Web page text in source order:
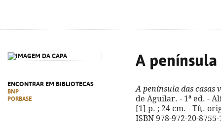
ENCONTRAR EM BIBLIOTECAS
BNP
PORBASE
A península
A península das casas
de Aguilar. - 1ª ed. -
[1] p. ; 24 cm. - Tít.
ISBN 978-972-20-8755-